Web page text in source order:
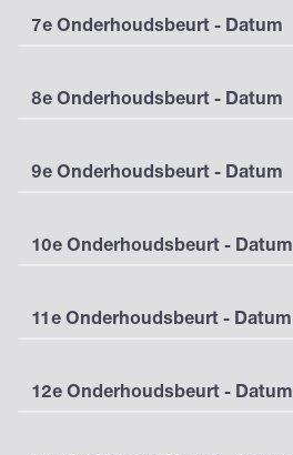
7e Onderhoudsbeurt - Datum
8e Onderhoudsbeurt - Datum
9e Onderhoudsbeurt - Datum
10e Onderhoudsbeurt - Datum
11e Onderhoudsbeurt - Datum
12e Onderhoudsbeurt - Datum